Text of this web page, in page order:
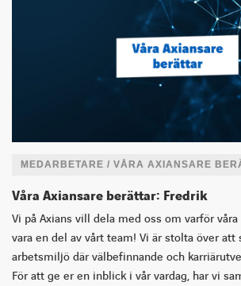
MEDARBETARE / VÅRA AXIANSARE
Våra Axiansare berättar: Fredrik
Vi på Axians vill dela med oss om varför
vara en del av vårt team! Vi är stolta över att
arbetsmiljö där välbefinnande och
För att ge er en inblick i vår vardag, har vi